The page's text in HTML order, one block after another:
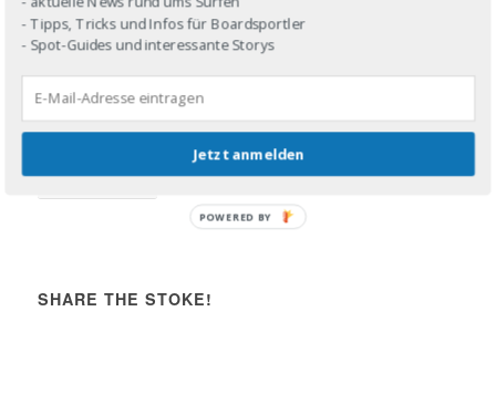
DROP IN!
Share the stoke!
SHARE THE STOKE!
- Tipps, Tricks und Infos für Boardsportler
- Spot-Guides und interessante Storys
Jetzt anmelden
POWERED BY